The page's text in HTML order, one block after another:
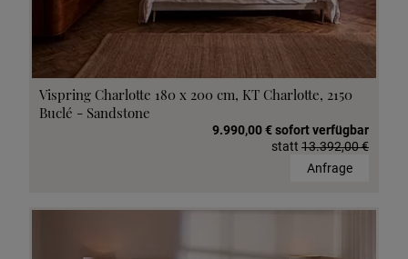
Vispring Charlotte 180 x 200 cm, KT Charlotte, 2150
Buclé - Sandstone
9.990,00 € sofort verfügbar
statt 13.392,00 €
Anfrage